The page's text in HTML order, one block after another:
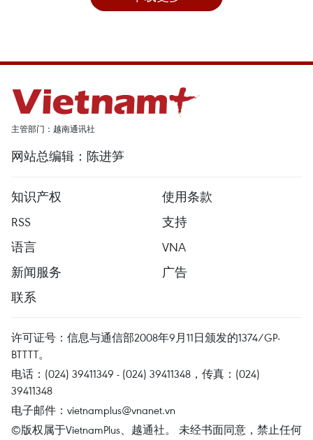
主管部门：越南通讯社
网站总编辑：陈进笋
知识产权
使用条款
RSS
支持
语言
VNA
新闻服务
广告
联系
许可证号：信息与通信部2008年9月11日颁发的1374/GP-
BTTTT。
电话：(024) 39411349 - (024) 39411348，传真：(024)
39411348
电子邮件： vietnamplus@vnanet.vn
©版权属于VietnamPlus、越通社。 未经书面同意，禁止任何